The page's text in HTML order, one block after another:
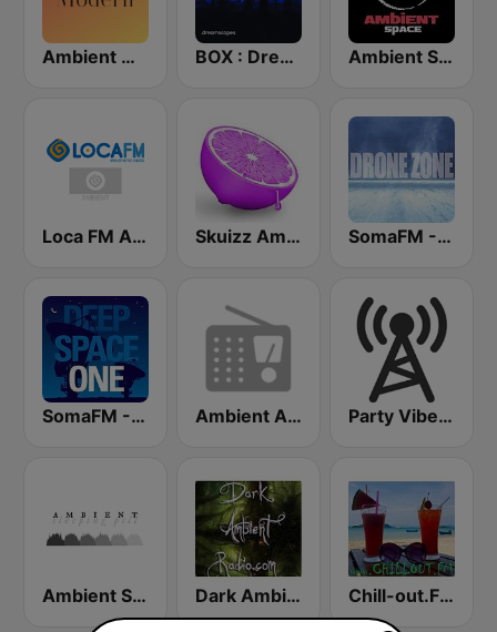
Ambient Modern BOX : Dreamscapes - Ambient Chill Ambient Space Radio
Loca FM Ambient Skuizz Ambient SomaFM - Drone Zone
SomaFM - Deep Space One Ambient Art Sound Party Vibe: Ambient, Chill Out and Relaxation
Ambient Sleeping Pill Dark Ambient Radio (.com) Chill-out.FM